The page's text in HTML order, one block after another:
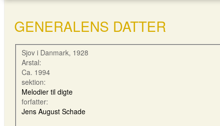
GENERALENS DATTER
Sjov i Danmark, 1928
Arstal:
Ca. 1994
sektion:
Melodier til digte
forfatter:
Jens August Schade